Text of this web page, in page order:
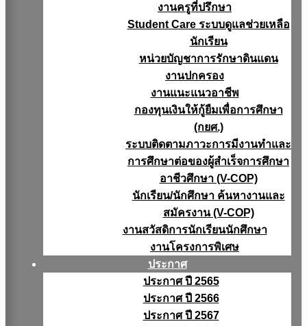
งานครูที่ปรึกษา
Student Care ระบบดูแลช่วยเหลือ
นักเรียน
หน่วยบัญชาการรักษาดินแดน
งานปกครอง
งานแนะแนวอาชีพ
กองทุนเงินให้กู้ยืมเพื่อการศึกษา
(กยศ.)
ระบบติดตามภาวะการมีงานทำและ
การศึกษาต่อของผู้สำเร็จการศึกษา
อาชีวศึกษา (V-COP)
นักเรียน/นักศึกษา ค้นหางานและ
สมัครงาน (V-COP)
งานสวัสดิการนักเรียนนักศึกษา
งานโครงการพิเศษ
ประกาศ
ประกาศ ปี 2565
ประกาศ ปี 2566
ประกาศ ปี 2567